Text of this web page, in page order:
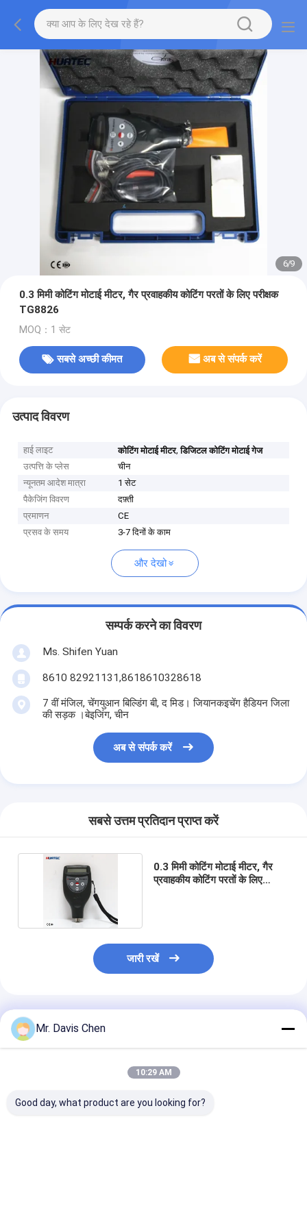
7/9
0.3 मिमी कोटिंग मोटाई मीटर, गैर प्रवाहकीय कोटिंग परतों के लिए परीक्षक
TG8826
MOQ：1 सेट
सबसे अच्छी कीमत अब से संपर्क करें
उत्पाद विवरण
हाई लाइट कोटिंग मोटाई मीटर,डिजिटल कोटिंग मोटाई गेज
उत्पत्ति के प्लेस
चीन
न्यूनतम आदेश मात्रा
1 सेट
पैकेजिंग विवरण
दफ़्ती
प्रमाणन
CE
प्रसव के समय
3-7 दिनों के काम
और देखो
सम्पर्क करने का विवरण
Ms. Shifen Yuan
8610 82921131,8618610328618
7 वीं मंजिल, चेंगयुआन बिल्डिंग बी, द मिड। जियानकइचेंग हैडियन जिला
की सड़क ।बेइजिंग, चीन
अब से संपर्क करें
सबसे उत्तम प्रतिदान प्राप्त करें
0.3 मिमी कोटिंग मोटाई मीटर, गैर
प्रवाहकीय कोटिंग परतों के लिए
जारी रखें
अनुशंसित उत्पाद
Mr. Davis Chen
10:29 AM
Good day, what product are you looking for?